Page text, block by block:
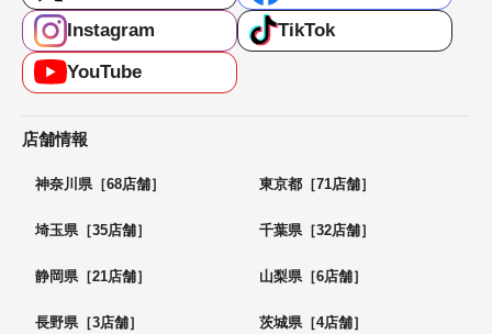
Instagram
TikTok
YouTube
店舗情報
神奈川県［68店舗］ 東京都［71店舗］
埼玉県［35店舗］ 千葉県［32店舗］
静岡県［21店舗］ 山梨県［6店舗］
長野県［3店舗］ 茨城県［4店舗］